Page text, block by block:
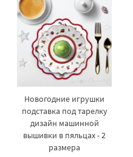
Новогодние игрушки
подставка под тарелку
дизайн машинной
вышивки в пяльцах - 2
размера